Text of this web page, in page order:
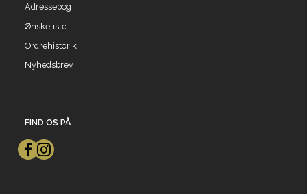
Adressebog
Ønskeliste
Ordrehistorik
Nyhedsbrev
FIND OS PÅ